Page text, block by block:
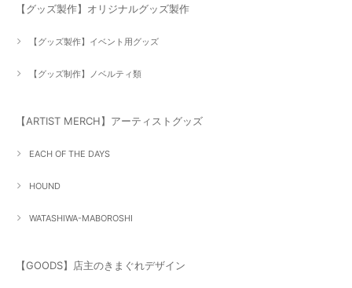
【グッズ製作】オリジナルグッズ製作
【グッズ製作】イベント用グッズ
【グッズ制作】ノベルティ類
【ARTIST MERCH】アーティストグッズ
EACH OF THE DAYS
HOUND
WATASHIWA-MABOROSHI
【GOODS】店主のきまぐれデザイン